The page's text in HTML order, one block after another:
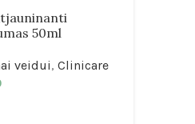
50ml
veidui, Clinicare